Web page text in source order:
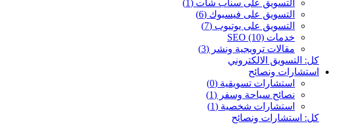
التسويق على سناب شات (1)
التسويق على فيسبوك (6)
التسويق على يوتيوب (7)
خدمات SEO (10)
مقالات ترويجية ونشر (3)
كل: التسويق الالكتروني
استشارات ونصائح
استشارات تسويقية (0)
نصائح سياحة وسفر (1)
استشارات شخصية (1)
كل: استشارات ونصائح